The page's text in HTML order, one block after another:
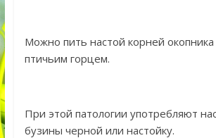
Можно пить настой корней окопника
птичьим горцем.
При этой патологии употребляют
бузины черной или настойку.